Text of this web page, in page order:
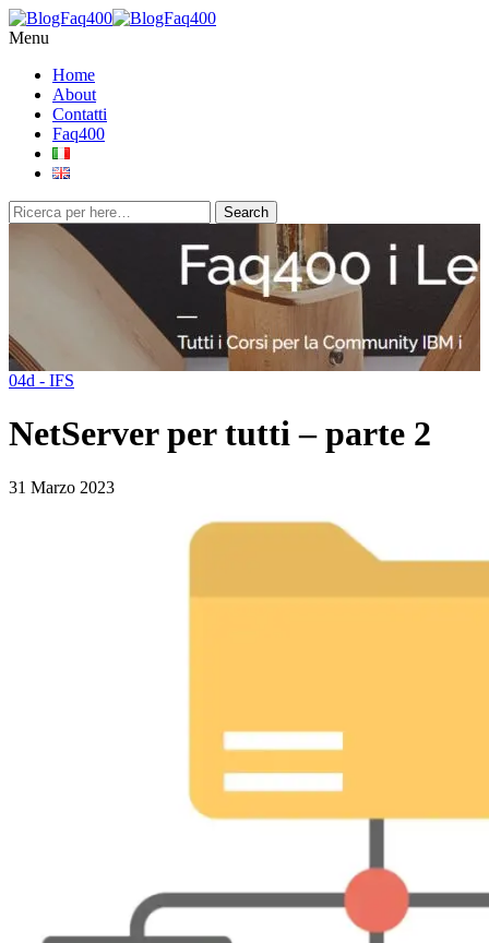
Menu
Home
About
Contatti
Faq400
04d - IFS
NetServer per tutti – parte 2
31 Marzo 2023